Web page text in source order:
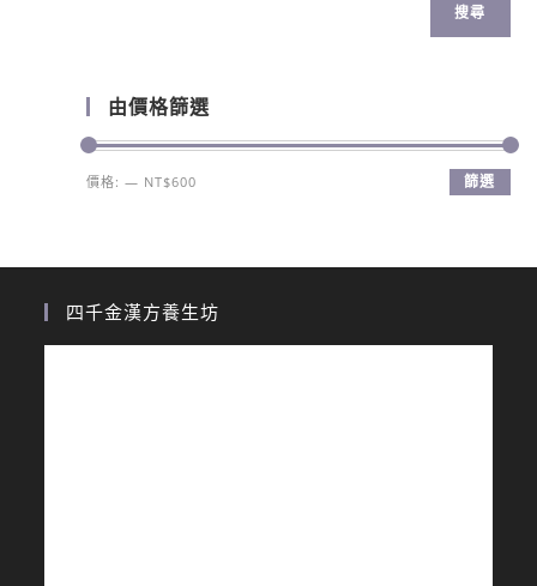
搜尋
由價格篩選
篩選
價格:— NT$600
四千金漢方養生坊